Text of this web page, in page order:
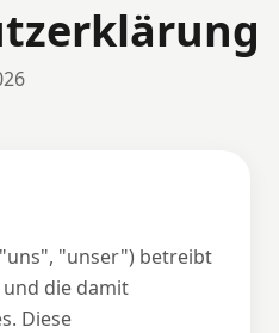
"unser") betreibt
die damit
Diese